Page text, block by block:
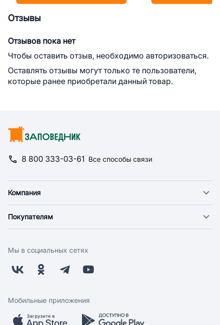
Отзывы
Отзывов пока нет
Чтобы оставить отзыв, необходимо авторизоваться.
Оставлять отзывы могут только те пользователи,
которые ранее приобретали данный товар.
8 800 333-03-61 Все способы связи
Компания
Новости
Поставщикам
Заводчикам
Обратная связь
Покупателям
Оплата
Бонусная программа
Скидки и акции
Мобильное приложение
Мы в социальных сетях
Мобильные приложения